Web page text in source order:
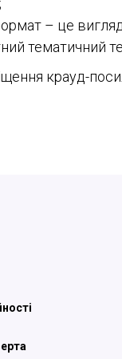
– це
тематичний
крауд-